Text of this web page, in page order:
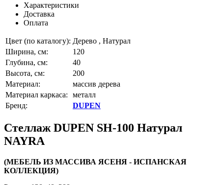
Характеристики
Доставка
Оплата
Цвет (по каталогу): Дерево , Натурал
Ширина, см:
120
Глубина, см:
40
Высота, см:
200
Материал:
массив дерева
Материал каркаса:
металл
Бренд:
DUPEN
Стеллаж DUPEN SH-100 Натурал
NAYRA
(МЕБЕЛЬ ИЗ МАССИВА ЯСЕНЯ - ИСПАНСКАЯ
КОЛЛЕКЦИЯ)